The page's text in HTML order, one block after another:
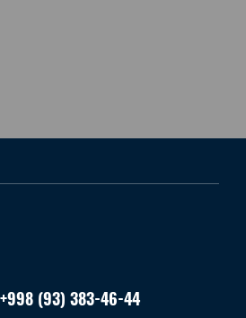
+998 (93) 383-46-44